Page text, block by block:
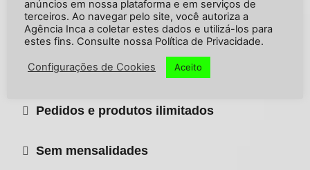
Design exclusivo
Controle total
Pedidos e produtos ilimitados
Sem mensalidades
anúncios em nossa plataforma e em serviços de
terceiros. Ao navegar pelo site, você autoriza a
Agência Inca a coletar estes dados e utilizá-los para
estes fins. Consulte nossa Política de Privacidade.
Configurações de Cookies Aceito